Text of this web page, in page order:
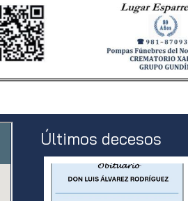
Últimos decesos